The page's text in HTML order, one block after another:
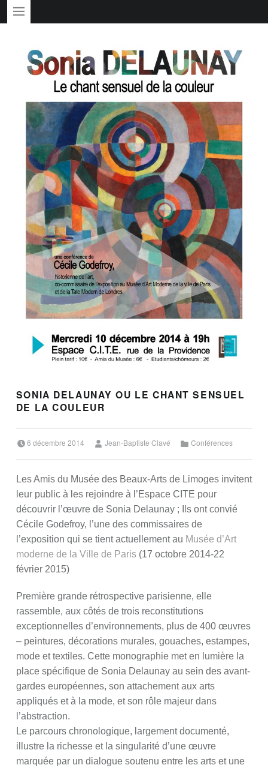
SONIA DELAUNAY OU LE CHANT SENSUEL
DE LA COULEUR
6 décembre 2014 Jean-Baptiste Clavé Conférences
Les Amis du Musée des Beaux-Arts de Limoges invitent
leur public à les rejoindre à l’Espace CITE pour
découvrir l’œuvre de Sonia Delaunay ; Ils ont convié
Cécile Godefroy, l’une des commissaires de
l’exposition qui se tient actuellement au Musée d’Art
moderne de la Ville de Paris(17 octobre 2014-22
février 2015)
Première grande rétrospective parisienne, elle
rassemble, aux côtés de trois reconstitutions
exceptionnelles d’environnements, plus de 400 œuvres
– peintures, décorations murales, gouaches, estampes,
mode et textiles. Cette monographie met en lumière la
place spécifique de Sonia Delaunay au sein des avant-
gardes européennes, son attachement aux arts
appliqués et à la mode, et son rôle majeur dans
l’abstraction.
Le parcours chronologique, largement documenté,
illustre la richesse et la singularité d’une œuvre
marquée par un dialogue soutenu entre les arts et une